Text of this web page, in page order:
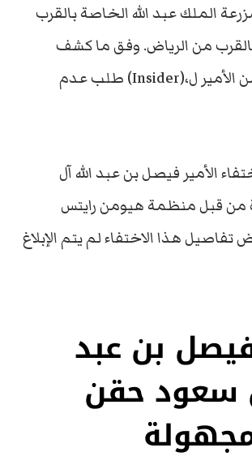
الملك عبد الله الخاصة بالقرب
من الرياض. وفق ما كشف
مصدر مقرب من الأمير ل،(Insider) طلب عدم
الأمير فيصل بن عبد الله آل
من قبل منظمة هيومن رايتس
هذا الاختفاء لم يتم الإبلاغ
فيصل بن عبد
سعود حقن